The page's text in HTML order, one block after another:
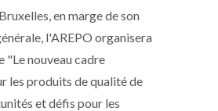
en marge de son
l'AREPO organisera
"Le nouveau cadre
les produits de qualité de
et défis pour les